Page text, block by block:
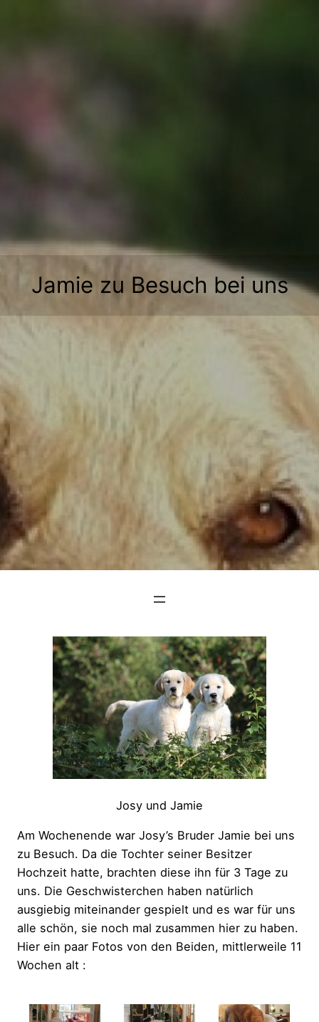
Jamie zu Besuch bei uns
Josy und Jamie
Am Wochenende war Josy’s Bruder Jamie bei uns
zu Besuch. Da die Tochter seiner Besitzer
Hochzeit hatte, brachten diese ihn für 3 Tage zu
uns. Die Geschwisterchen haben natürlich
ausgiebig miteinander gespielt und es war für uns
alle schön, sie noch mal zusammen hier zu haben.
Hier ein paar Fotos von den Beiden, mittlerweile 11
Wochen alt :